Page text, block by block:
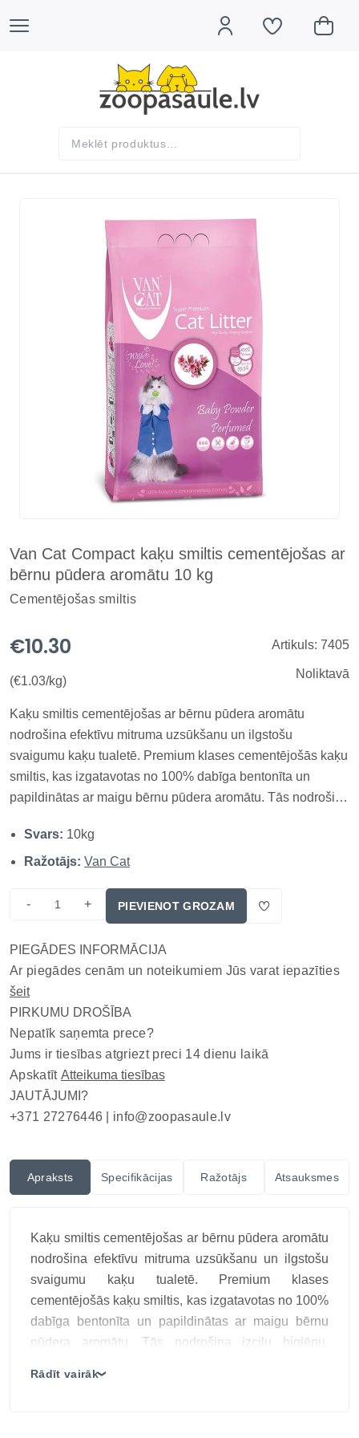
Van Cat Compact kaķu smiltis cementējošas ar
bērnu pūdera aromātu 10 kg
Cementējošas smiltis
€10.30
(€1.03/kg)
Artikuls: 7405
Noliktavā
Kaķu smiltis cementējošas ar bērnu pūdera aromātu
nodrošina efektīvu mitruma uzsūkšanu un ilgstošu
svaigumu kaķu tualetē. Premium klases cementējošās kaķu
smiltis, kas izgatavotas no 100% dabīga bentonīta un
papildinātas ar maigu bērnu pūdera aromātu. Tās nodrošina
vienlaikus saglabājot komfortu kaķim un ērtu kopšanu
saimniekam. Pateico...
Svars: 10kg
Ražotājs: Van Cat
- + PIEVIENOT GROZAM
PIEGĀDES INFORMĀCIJA
Ar piegādes cenām un noteikumiem Jūs varat iepazīties
šeit
PIRKUMU DROŠĪBA
Nepatīk saņemta prece?
Jums ir tiesības atgriezt preci 14 dienu laikā
Apskatīt Atteikuma tiesības
JAUTĀJUMI?
+371 27276446 | info@zoopasaule.lv
Apraksts Specifikācijas Ražotājs Atsauksmes
Kaķu smiltis cementējošas ar bērnu pūdera aromātu
nodrošina efektīvu mitruma uzsūkšanu un ilgstošu
svaigumu kaķu tualetē. Premium klases
cementējošās kaķu smiltis, kas izgatavotas no 100%
dabīga bentonīta un papildinātas ar maigu bērnu
pūdera aromātu. Tās nodrošina izcilu higiēnu,
Rādīt vairāk❯